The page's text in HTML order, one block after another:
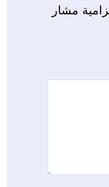
مشار